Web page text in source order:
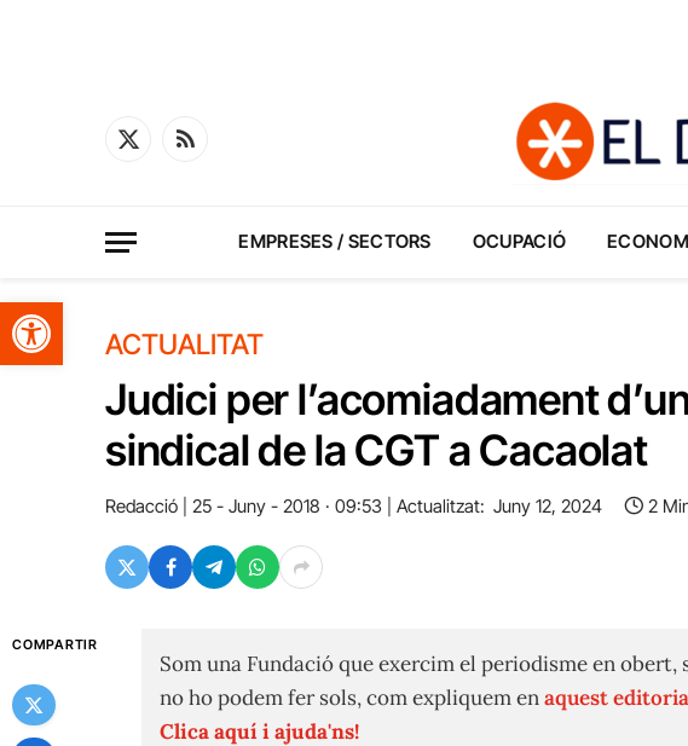
Obre la barra d'eines
X
RSS
EMPRESES / SECTORS OCUPACIÓ
ACTUALITAT
Judici per l’acomiadament
sindical de la CGT a Cacaolat
Redacció 25 - Juny - 2018 · 09:53 Actualitzat: Juny 12, 2024 2
COMPARTIR
Som una Fundació que exercim el periodisme en obert,
no ho podem fer sols, com expliquem enaquest
Clica aquí i ajuda'ns!